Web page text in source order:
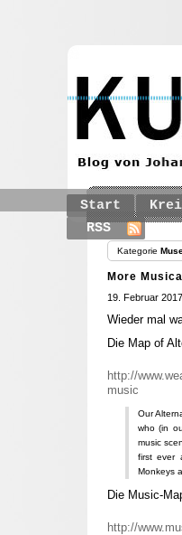
Start
RSS
Kategorie
More
19. Februar 2017
Wieder mal
Die Map of
http://
music
Our
who (in
music
first ever
Monkeys
Die Music-
http://